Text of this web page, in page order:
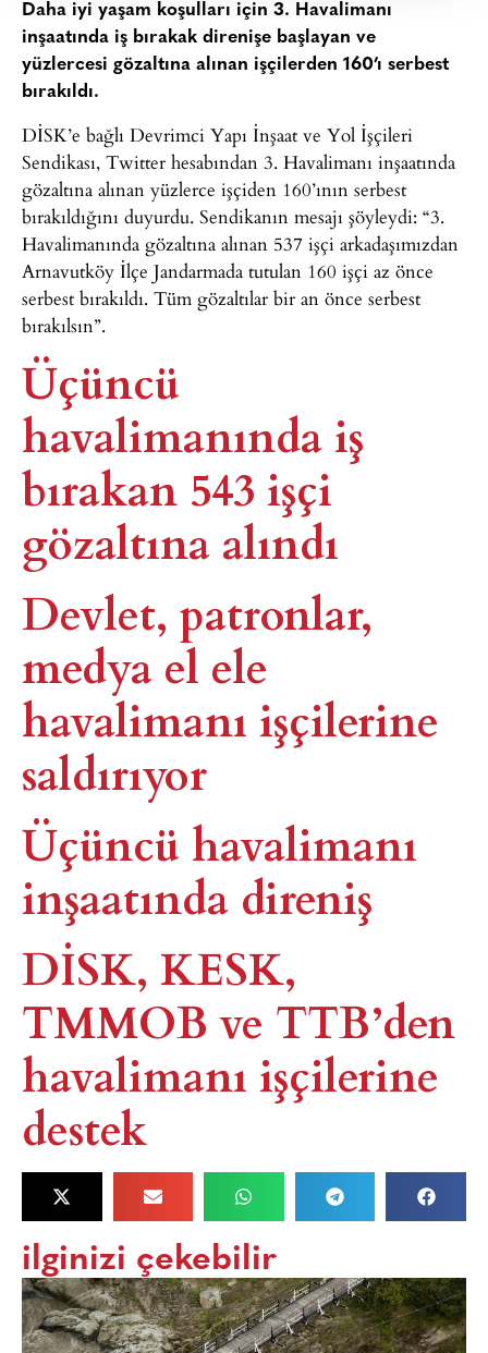
Daha iyi yaşam koşulları için 3. Havalimanı
inşaatında iş bırakak direnişe başlayan ve
yüzlercesi gözaltına alınan işçilerden 160’ı serbest
bırakıldı.
DİSK’e bağlı Devrimci Yapı İnşaat ve Yol İşçileri
Sendikası, Twitter hesabından 3. Havalimanı inşaatında
gözaltına alınan yüzlerce işçiden 160’ının serbest
bırakıldığını duyurdu. Sendikanın mesajı şöyleydi: “3.
Havalimanında gözaltına alınan 537 işçi arkadaşımızdan
Arnavutköy İlçe Jandarmada tutulan 160 işçi az önce
serbest bırakıldı. Tüm gözaltılar bir an önce serbest
bırakılsın”.
Üçüncü
havalimanında iş
bırakan 543 işçi
gözaltına alındı
Devlet, patronlar,
medya el ele
havalimanı işçilerine
saldırıyor
Üçüncü havalimanı
inşaatında direniş
DİSK, KESK,
TMMOB ve TTB’den
havalimanı işçilerine
destek
ilginizi çekebilir